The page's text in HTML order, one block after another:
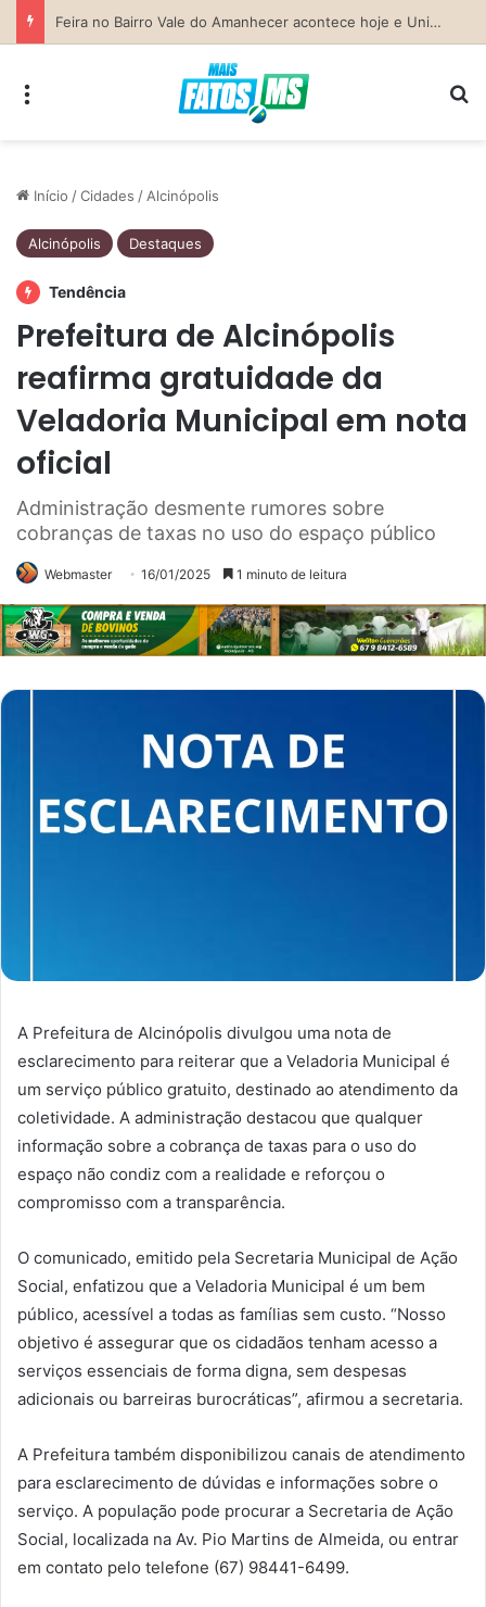
Previsão do Tempo para Costa Rica nesta sexta-feira (7)
Início /Cidades / Alcinópolis
Alcinópolis Destaques
Tendência
Prefeitura de Alcinópolis
reafirma gratuidade da
Veladoria Municipal em nota
oficial
Administração desmente rumores sobre
cobranças de taxas no uso do espaço público
Webmaster 16/01/2025 1 minuto de leitura
A Prefeitura de Alcinópolis divulgou uma nota de
esclarecimento para reiterar que a Veladoria Municipal é
um serviço público gratuito, destinado ao atendimento da
coletividade. A administração destacou que qualquer
informação sobre a cobrança de taxas para o uso do
espaço não condiz com a realidade e reforçou o
compromisso com a transparência.
O comunicado, emitido pela Secretaria Municipal de Ação
Social, enfatizou que a Veladoria Municipal é um bem
público, acessível a todas as famílias sem custo. “Nosso
objetivo é assegurar que os cidadãos tenham acesso a
serviços essenciais de forma digna, sem despesas
adicionais ou barreiras burocráticas”, afirmou a secretaria.
A Prefeitura também disponibilizou canais de atendimento
para esclarecimento de dúvidas e informações sobre o
serviço. A população pode procurar a Secretaria de Ação
Social, localizada na Av. Pio Martins de Almeida, ou entrar
em contato pelo telefone (67) 98441-6499.